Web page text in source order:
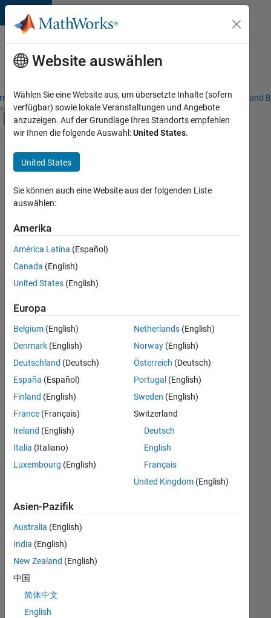
Weiter zum Inhalt
Karriere
bei
MathWorks
– Übersicht Stellensuche Niederlassungen Studierende und
Umschaltung für Off-Canvas-
Hauptinhalt
Information Technology
Commercial Sales
Education Sales
Sales Operations
Marketing Services
Finance and Operations
Büro- und Verwaltungsdienste
+6
Derzeit
es
keine
offenen
Stellen,
Ihren
Suchkriterien
entsprechen.
können
die
Suchkriterien
weiter
fassen
oder
alle
Stellenangebote
anzeigen .
noch
keine
offenen
Stellen
können,
die
Ihren
Website auswählen
Wählen Sie eine Website aus, um übersetzte Inhalte (sofern
verfügbar) sowie lokale Veranstaltungen und Angebote
anzuzeigen. Auf der Grundlage Ihres Standorts empfehlen
wir Ihnen die folgende Auswahl:United States.
United States
Sie können auch eine Website aus der folgenden Liste
auswählen:
Amerika
América Latina (Español)
Canada (English)
United States (English)
Europa
Belgium (English)
Denmark (English)
Deutschland (Deutsch)
España (Español)
Finland (English)
France (Français)
Ireland (English)
Italia (Italiano)
Luxembourg (English)
Netherlands(English)
Norway(English)
Österreich (Deutsch)
Portugal (English)
Sweden (English)
Switzerland
Deutsch
English
Français
United Kingdom(English)
Asien-Pazifik
Australia (English)
India (English)
New Zealand (English)
中国
简体中文
English